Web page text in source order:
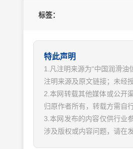
标签：
特此声明
1.凡注明来源为“中国润滑
注明来源及原文链接；未经
2.本网转载其他媒体或公开
归原作者所有，转载方需自
3.本网发布的内容仅供行业
涉及版权或内容问题，请在